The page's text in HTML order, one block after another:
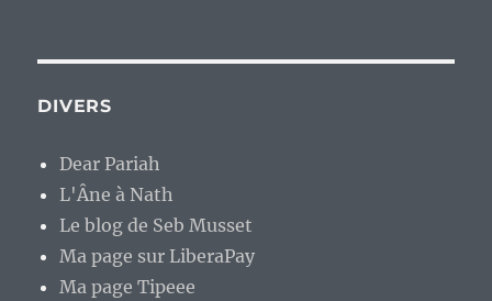
DIVERS
Dear Pariah
L'Âne à Nath
Le blog de Seb Musset
Ma page sur LiberaPay
Ma page Tipeee